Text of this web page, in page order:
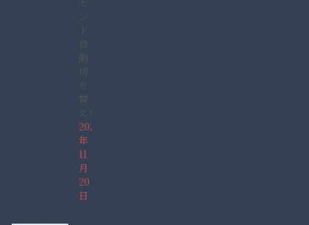
ン
ト
自
動
切
り
替
え）
2021
年
11
月
20
日